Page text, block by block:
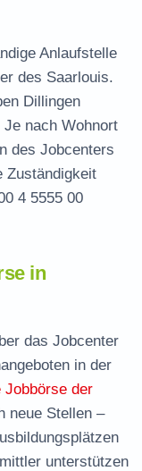
Anlaufstelle
des Saarlouis.
Dillingen
nach Wohnort
des Jobcenters
Zuständigkeit
4 5555 00
in
das Jobcenter
in der
Jobbörse der
neue Stellen –
unterstützen